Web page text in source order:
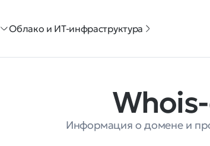
Облако и ИТ-инфраструктура
Информация о домене и